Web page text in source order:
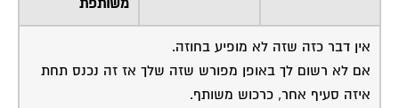
אין דבר כזה שזה לא מופיע בחוזה.
אם לא רשום לך באופן מפורש שזה שלך אז זה נכנס תחת
איזה סעיף אחר, כרכוש משותף.
וגם אם לא הרי שלחוק המקרקעין יש הגדרות בנושא וכל מה